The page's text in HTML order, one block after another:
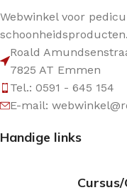
Webwinkel voor
schoonheidsproducten.
Roald
7825 AT Emmen
Tel.: 0591 - 645 154
E-mail:
Handige links